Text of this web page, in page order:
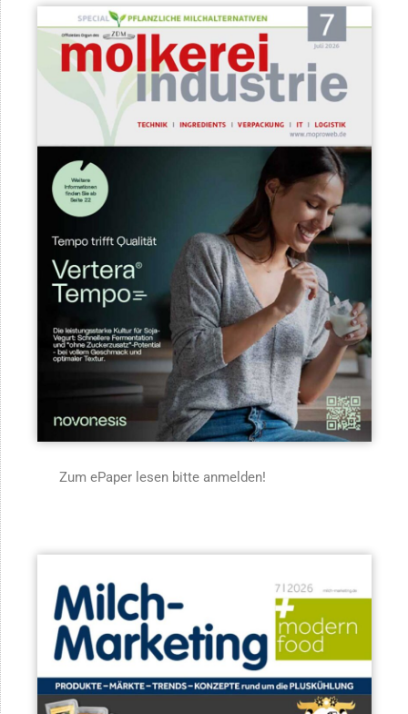
Zum ePaper lesen bitte anmelden!